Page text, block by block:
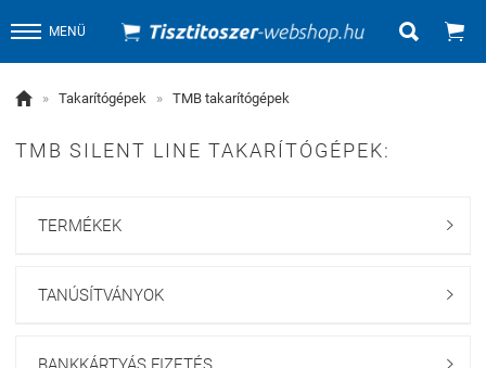
MENÜ  
 » Takarítógépek » TMB takarítógépek
TMB SILENT LINE TAKARÍTÓGÉPEK:
TERMÉKEK 
TANÚSÍTVÁNYOK 
